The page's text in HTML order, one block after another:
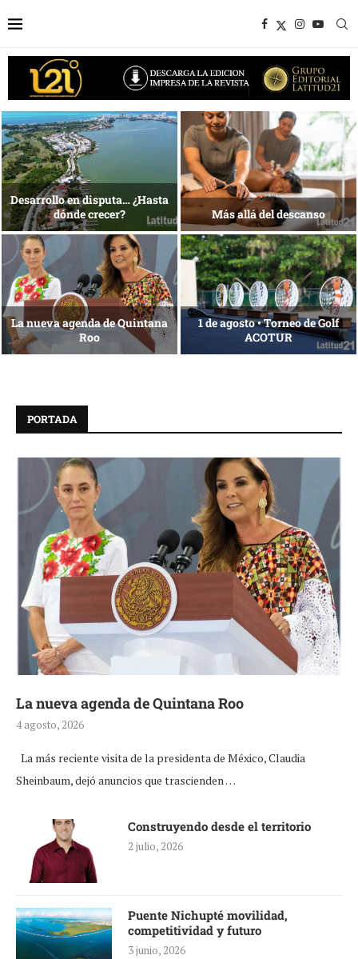
1 al 28 de agosto •
Fundación Isleña
Energía que Impulsa la
competitividad
Reconocimiento de viajeros La esencia del servicio
PORTADA
La nueva agenda de Quintana Roo
4 agosto, 2026
La más reciente visita de la presidenta de México, Claudia
Sheinbaum, dejó anuncios que trascienden …
Construyendo desde el territorio
2 julio, 2026
Puente Nichupté movilidad,
competitividad y futuro
3 junio, 2026